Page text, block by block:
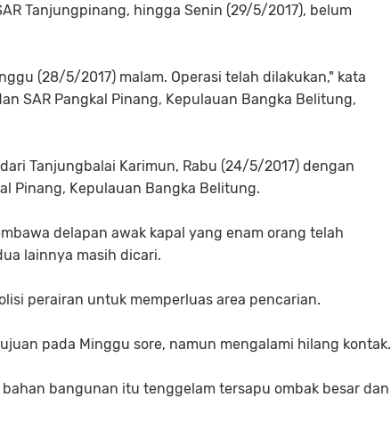
Tanjungpinang, hingga Senin (29/5/2017), belum
(28/5/2017) malam. Operasi telah dilakukan," kata
SAR Pangkal Pinang, Kepulauan Bangka Belitung,
Tanjungbalai Karimun, Rabu (24/5/2017) dengan
Pinang, Kepulauan Bangka Belitung.
delapan awak kapal yang enam orang telah
lainnya masih dicari.
perairan untuk memperluas area pencarian.
pada Minggu sore, namun mengalami hilang kontak.
bangunan itu tenggelam tersapu ombak besar dan